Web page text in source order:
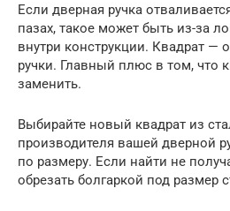
Если дверная ручка
пазах, такое может быть из-за
внутри конструкции. Квадрат —
ручки. Главный плюс в том, что
заменить.
Выбирайте новый квадрат из
производителя вашей дверной
по размеру. Если найти не
обрезать болгаркой под размер